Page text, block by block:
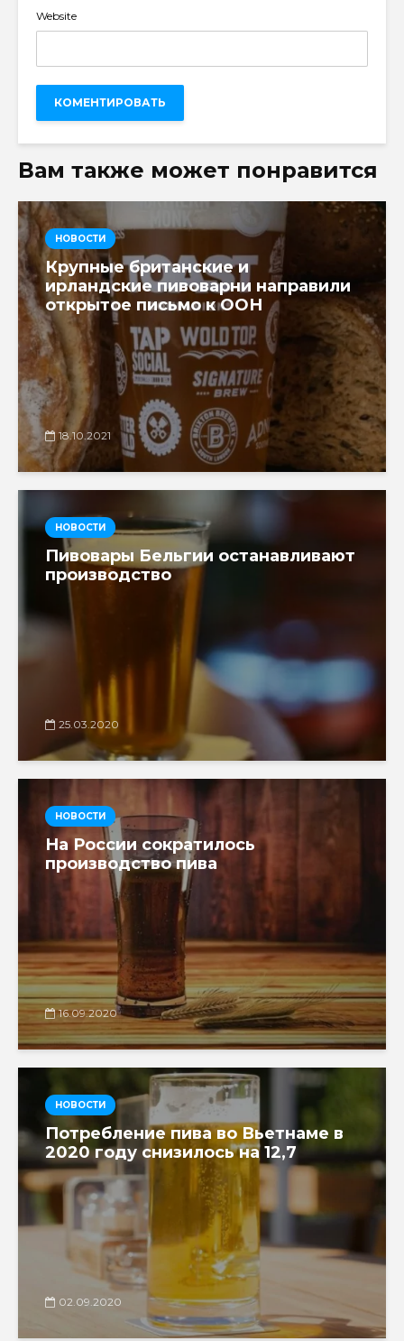
Website
Вам также может понравится
НОВОСТИ
Крупные британские и
ирландские пивоварни направили
открытое письмо к ООН
18.10.2021
НОВОСТИ
Пивовары Бельгии останавливают
производство
25.03.2020
НОВОСТИ
На России сократилось
производство пива
16.09.2020
НОВОСТИ
Потребление пива во Вьетнаме в
2020 году снизилось на 12,7
02.09.2020